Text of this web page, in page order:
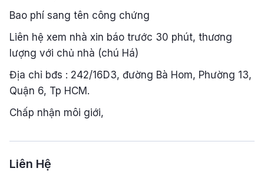
Bao phí sang tên công chứng
Liên hệ xem nhà xin báo trước 30 phút, thương
lượng với chủ nhà (chú Há)
Địa chỉ bđs : 242/16D3, đường Bà Hom, Phường 13,
Quận 6, Tp HCM.
Chấp nhận môi giới,
Liên Hệ